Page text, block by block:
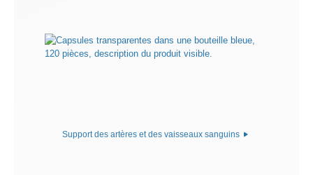
Support des artères et des vaisseaux sanguins